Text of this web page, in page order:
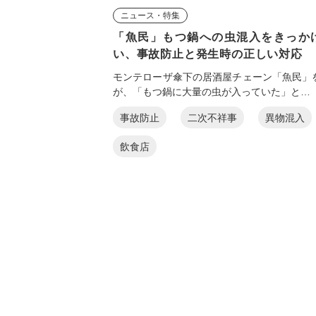
ニュース・特集
「魚民」もつ鍋への虫混入をきっか
い、事故防止と発生時の正しい対応
モンテローザ傘下の居酒屋チェーン「魚民」
が、「もつ鍋に大量の虫が入っていた」と…
事故防止 二次不祥事 異物混入
飲食店